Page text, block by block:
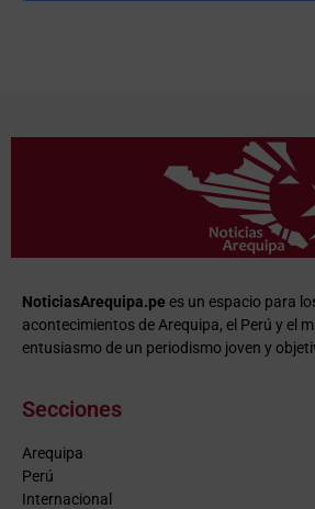
NoticiasArequipa.pe es un espacio para
acontecimientos de Arequipa, el Perú y el
entusiasmo de un periodismo joven y
Secciones
Arequipa
Perú
Internacional